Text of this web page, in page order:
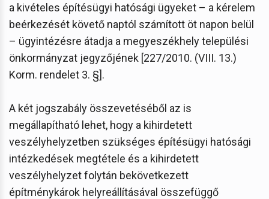
a kivételes építésügyi hatósági ügyeket – a kérelem
beérkezését követő naptól számított öt napon belül
– ügyintézésre átadja a megyeszékhely települési
önkormányzat jegyzőjének [227/2010. (VIII. 13.)
Korm. rendelet 3. §].
A két jogszabály összevetéséből az is
megállapítható lehet, hogy a kihirdetett
veszélyhelyzetben szükséges építésügyi hatósági
intézkedések megtétele és a kihirdetett
veszélyhelyzet folytán bekövetkezett
építménykárok helyreállításával összefüggő